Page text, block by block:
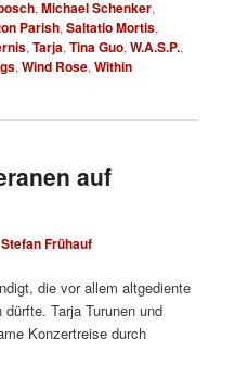
,Michael Schenker,
Parish,Saltatio Mortis,
,Tarja,Tina Guo,W.A.S.P.,
,Wind Rose,Within
auf
Stefan Frühauf
die vor allem altgediente
Tarja Turunen und
Konzertreise durch